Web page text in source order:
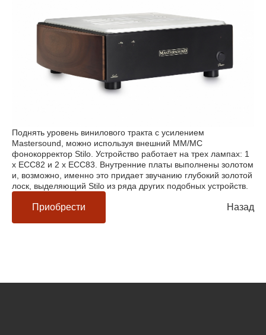
Поднять уровень винилового тракта с усилением
Mastersound, можно используя внешний ММ/МС
фонокорректор Stilo. Устройство работает на трех лампах: 1
x ECC82 и 2 x ECC83. Внутренние платы выполнены золотом
и, возможно, именно это придает звучанию глубокий золотой
лоск, выделяющий Stilo из ряда других подобных устройств.
Приобрести Назад